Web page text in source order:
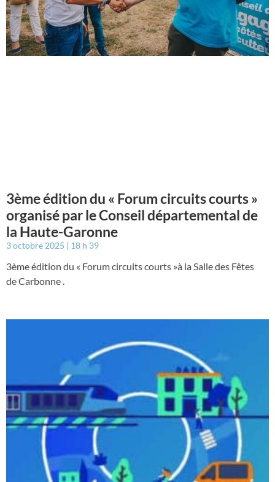
3ème édition du « Forum circuits courts »
organisé par le Conseil départemental de
la Haute-Garonne
3 octobre 2025 18 h 39
3ème édition du « Forum circuits courts »à la Salle des Fêtes
de Carbonne .